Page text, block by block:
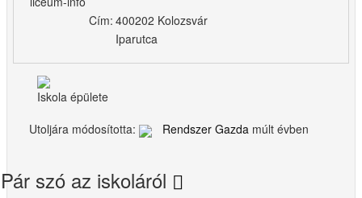
Cím: 400202 Kolozsvár
Iparutca
Iskola épülete
Utoljára módosította:
Rendszer Gazda múlt évben
Pár szó az iskoláról